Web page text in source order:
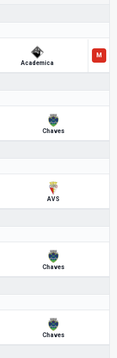
Academica
Chaves
AVS
Chaves
Chaves